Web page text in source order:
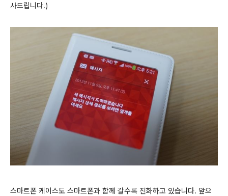
사드립니다.)
스마트폰 케이스도 스마트폰과 함께 갈수록 진화하고 있습니다. 앞으